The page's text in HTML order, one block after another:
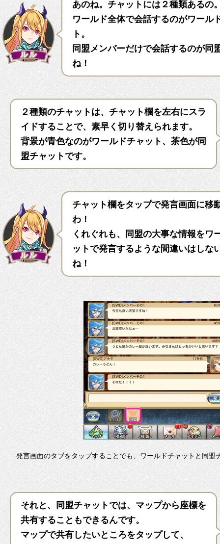
あのね。チャットには２種類あるの
ワールド全体で会話するのがワール
ト。
同盟メンバーだけで会話するのが同
ね！
２種類のチャットは、チャット欄を左右にスラ
イドすることで、素早く切り替えられます。
背景が青色なのがワールドチャット、茶色が同
盟チャットです。
チャット欄をタップで発言画面に移
わ！
くれぐれも、同盟の大事な情報をワ
ットで発言するような間違いはしな
ね！
発言画面のタブをタップすることでも、ワールドチャットと同盟
それと、同盟チャットでは、マップから座標を
共有することもできるんです。
マップで共有したいところをタップして、